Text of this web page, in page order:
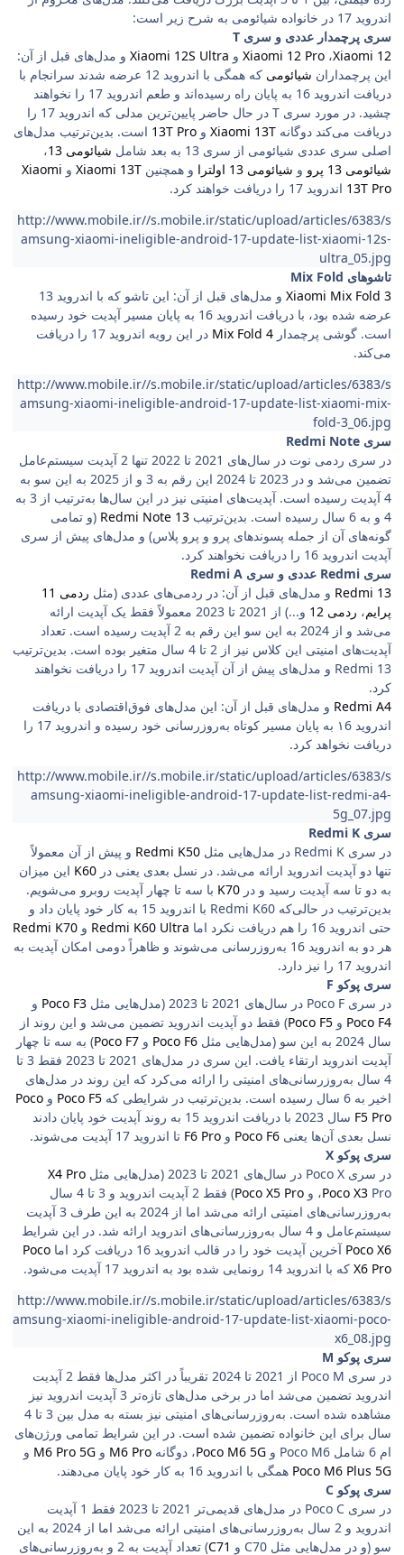
اندروید 17 در خانواده شیائومی به شرح زیر است:
سری پرچمدار عددی و سری T
Xiaomi 12 Pro ،Xiaomi 12 و Xiaomi 12S Ultra و مدل‌های قبل از آن:
این پرچمداران شیائومی
که همگی با اندروید 12 عرضه شدند سرانجام با
دریافت اندروید 16 به پایان راه رسیده‌اند و طعم اندروید 17 را نخواهند
چشید. در مورد سری T در حال حاضر پایین‌ترین مدلی که اندروید 17 را
دریافت می‌کند دوگانه Xiaomi 13T و 13T Pro است. بدین‌ترتیب مدل‌های
اصلی سری عددی شیائومی از سری 13 به بعد شامل
شیائومی 13
،
شیائومی 13 پرو
و شیائومی 13 اولترا و همچنین Xiaomi 13T و Xiaomi
13T Pro اندروید 17 را دریافت خواهند کرد.
http://www.mobile.ir//s.mobile.ir/static/upload/articles/6383/s
amsung-xiaomi-ineligible-android-17-update-list-xiaomi-12s-
ultra_05.jpg
تاشوهای Mix Fold
Xiaomi Mix Fold 3
و مدل‌های قبل از آن: این تاشو که با اندروید 13
عرضه شده بود، با دریافت اندروید 16 به پایان مسیر آپدیت خود رسیده
است. گوشی پرچمدار Mix Fold 4
در این رویه اندروید 17 را دریافت
می‌کند.
http://www.mobile.ir//s.mobile.ir/static/upload/articles/6383/s
amsung-xiaomi-ineligible-android-17-update-list-xiaomi-mix-
fold-3_06.jpg
سری Redmi Note
در سری ردمی نوت در سال‌های 2021 تا 2022 تنها 2 آپدیت سیستم‌عامل
تضمین می‌شد و در 2023 تا 2024 این رقم به 3 و از 2025 به این سو به
4 آپدیت رسیده است. آپدیت‌های امنیتی نیز در این سال‌ها به‌ترتیب از 3 به
4 و به 6 سال رسیده است. بدین‌ترتیب
Redmi Note 13 (و تمامی
گونه‌های آن از جمله پسوندهای پرو و پرو پلاس) و مدل‌های پیش از سری
آپدیت اندروید 16 را دریافت نخواهند کرد.
سری Redmi عددی و سری Redmi A
Redmi 13 و مدل‌های قبل از آن: در ردمی‌های عددی (مثل
پرایم، ردمی 12
و...) از 2021 تا 2023 معمولاً فقط یک آپدیت ارائه
می‌شد و از 2024 به این سو این رقم به 2 آپدیت رسیده است. تعداد
آپدیت‌های امنیتی این کلاس نیز از 2 تا 4 سال متغیر بوده است. بدین‌ترتیب
Redmi 13 و مدل‌های پیش از آن آپدیت اندروید 17 را دریافت نخواهند
کرد.
Redmi A4 و مدل‌های قبل از آن: این مدل‌های فوق‌اقتصادی با دریافت
اندروید ۱6 به پایان مسیر کوتاه به‌روزرسانی خود رسیده و اندروید 17 را
دریافت نخواهد کرد.
http://www.mobile.ir//s.mobile.ir/static/upload/articles/6383/s
amsung-xiaomi-ineligible-android-17-update-list-redmi-a4-
5g_07.jpg
سری Redmi K
در سری Redmi K در مدل‌هایی مثل
Redmi K50 و پیش از آن معمولاً
تنها دو آپدیت اندروید ارائه می‌شد. در نسل بعدی یعنی در K60 این میزان
به دو تا سه آپدیت رسید و در K70 با سه تا چهار آپدیت روبرو می‌شویم.
بدین‌ترتیب در حالی‌که Redmi K60 با اندروید 15 به کار خود پایان داد و
حتی اندروید 16 را هم دریافت نکرد اما
Redmi K60 Ultra و Redmi K70
هر دو به اندروید 16 به‌روزرسانی می‌شوند و ظاهراً دومی امکان آپدیت به
اندروید 17 را نیز دارد.
سری پوکو F
در سری Poco F در سال‌های 2021 تا 2023 (مدل‌هایی مثل
Poco F3 و
Poco F4 و Poco F5) فقط دو آپدیت اندروید تضمین می‌شد و این روند از
سال 2024 به این سو (مدل‌هایی مثل
Poco F6 و Poco F7) به سه تا چهار
آپدیت اندروید ارتقاء یافت. این سری در مدل‌های 2021 تا 2023 فقط 3 تا
4 سال به‌روزرسانی‌های امنیتی را ارائه می‌کرد که این روند در مدل‌های
اخیر به 6 سال رسیده است. بدین‌ترتیب در شرایطی که
Poco F5 و Poco
F5 Pro
سال 2023 با دریافت اندروید 15 به روند آپدیت خود پایان دادند
نسل بعدی آن‌ها یعنی Poco F6 و F6 Pro تا اندروید 17 آپدیت می‌شوند.
سری پوکو X
در سری Poco X در سال‌های 2021 تا 2023 (مدل‌هایی مثل
X4 Pro
،Poco X3 Pro و Poco X5 Pro
) فقط 2 آپدیت اندروید و 3 تا 4 سال
به‌روزرسانی‌های امنیتی ارائه می‌شد اما از 2024 به این طرف 3 آپدیت
سیستم‌‌عامل و 4 سال به‌روزرسانی‌های اندروید ارائه شد. در این شرایط
Poco X6 آخرین آپدیت خود را در قالب اندروید 16 دریافت کرد اما
Poco
X6 Pro که با اندروید 14 رونمایی شده بود به اندروید 17 آپدیت می‌شود.
http://www.mobile.ir//s.mobile.ir/static/upload/articles/6383/s
amsung-xiaomi-ineligible-android-17-update-list-xiaomi-poco-
x6_08.jpg
سری پوکو M
در سری Poco M از 2021 تا 2024 تقریباً در اکثر مدل‌ها فقط 2 آپدیت
اندروید تضمین می‌شد اما در برخی مدل‌های تازه‌تر 3 آپدیت اندروید نیز
مشاهده شده است. به‌روزرسانی‌های امنیتی نیز بسته به مدل بین 3 تا 4
سال برای این خانواده تضمین شده است. در این شرایط تمامی ورژن‌های
ام 6 شامل Poco M6 و
Poco M6 5G، دوگانه M6 Pro و M6 Pro 5G و
Poco M6 Plus 5G همگی با اندروید 16 به کار خود پایان می‌دهند.
سری پوکو C
در سری Poco C در مدل‌های قدیمی‌تر 2021 تا 2023 فقط 1 آپدیت
اندروید و 2 سال به‌روزرسانی‌های امنیتی ارائه می‌شد اما از 2024 به این
سو (و در مدل‌هایی مثل C70 و
C71
) تعداد آپدیت به 2 و به‌روزرسانی‌های